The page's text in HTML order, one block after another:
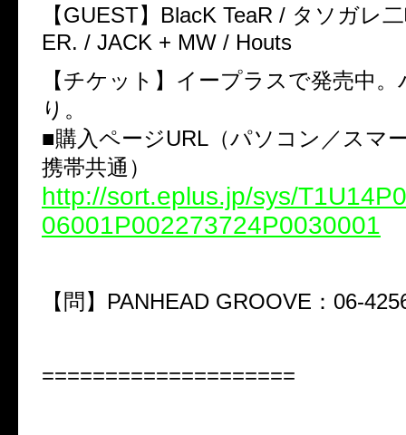
【GUEST】BlacK TeaR / タソガレ
ER. / JACK + MW / Houts
【チケット】イープラスで発売中
り。
■購入ページURL（パソコン／スマ
携帯共通）
http://sort.eplus.jp/sys/
06001P002273724P0030001
【問】PANHEAD GROOVE：06-
====================